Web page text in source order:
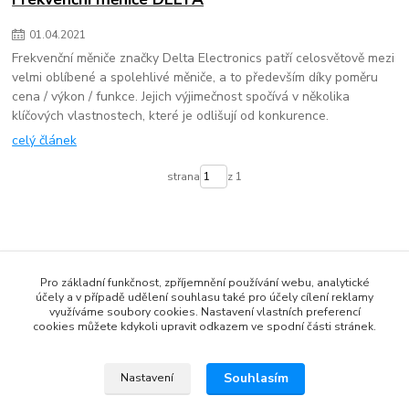
01.04.2021
Frekvenční měniče značky Delta Electronics patří celosvětově mezi
velmi oblíbené a spolehlivé měniče, a to především díky poměru
cena / výkon / funkce. Jejich výjimečnost spočívá v několika
klíčových vlastnostech, které je odlišují od konkurence.
celý článek
strana z 1
www.czech-meanwell.cz
www.spinanyzdroj.cz
Pro základní funkčnost, zpříjemnění používání webu, analytické
účely a v případě udělení souhlasu také pro účely cílení reklamy
využíváme soubory cookies. Nastavení vlastních preferencí
cookies můžete kdykoli upravit odkazem ve spodní části stránek.
Nastavení Souhlasím